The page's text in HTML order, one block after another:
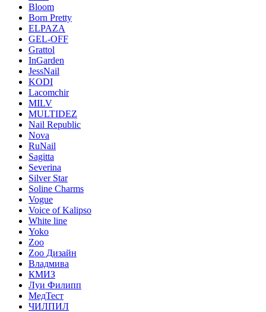
Bloom
Born Pretty
ELPAZA
GEL-OFF
Grattol
InGarden
JessNail
KODI
Lacomchir
MILV
MULTIDEZ
Nail Republic
Nova
RuNail
Sagitta
Severina
Silver Star
Soline Charms
Vogue
Voice of Kalipso
White line
Yoko
Zoo
Zoo Дизайн
Владмива
КМИЗ
Луи Филипп
МедТест
ЧИЛПИЛ